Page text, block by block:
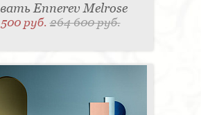
Ennerev Melrose
руб.264 600 руб.